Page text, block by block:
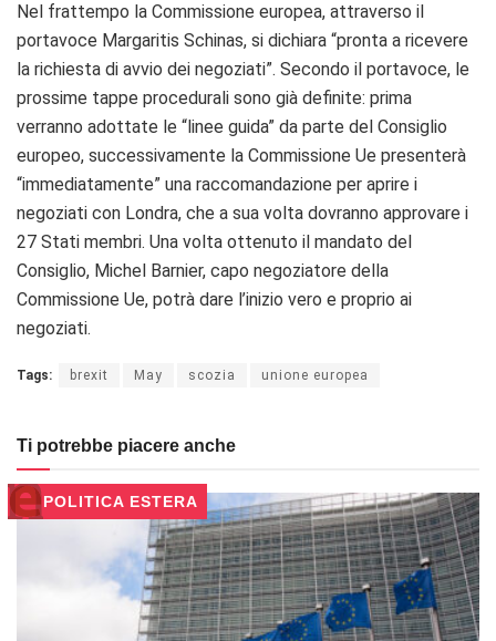
Nel frattempo la Commissione europea, attraverso il
portavoce Margaritis Schinas, si dichiara “pronta a ricevere
la richiesta di avvio dei negoziati”. Secondo il portavoce, le
prossime tappe procedurali sono già definite: prima
verranno adottate le “linee guida” da parte del Consiglio
europeo, successivamente la Commissione Ue presenterà
“immediatamente” una raccomandazione per aprire i
negoziati con Londra, che a sua volta dovranno approvare i
27 Stati membri. Una volta ottenuto il mandato del
Consiglio, Michel Barnier, capo negoziatore della
Commissione Ue, potrà dare l’inizio vero e proprio ai
negoziati.
Tags: brexit May scozia unione europea
Ti potrebbe piacere anche
POLITICA ESTERA